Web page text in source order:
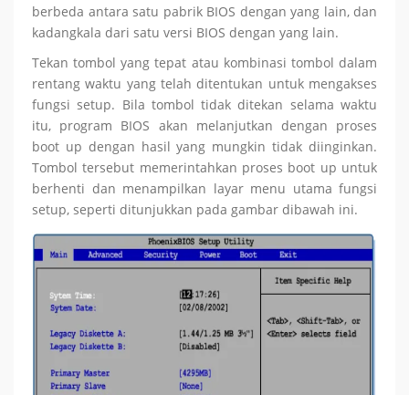
berbeda antara satu pabrik BIOS dengan yang lain, dan
kadangkala dari satu versi BIOS dengan yang lain.
Tekan tombol yang tepat atau kombinasi tombol dalam
rentang waktu yang telah ditentukan untuk mengakses
fungsi setup. Bila tombol tidak ditekan selama waktu
itu, program BIOS akan melanjutkan dengan proses
boot up dengan hasil yang mungkin tidak diinginkan.
Tombol tersebut memerintahkan proses boot up untuk
berhenti dan menampilkan layar menu utama fungsi
setup, seperti ditunjukkan pada gambar dibawah ini.